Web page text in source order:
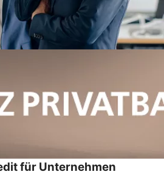
für Unternehmen